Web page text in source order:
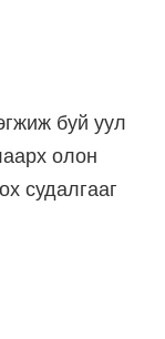
буй уул
олон
судалгааг